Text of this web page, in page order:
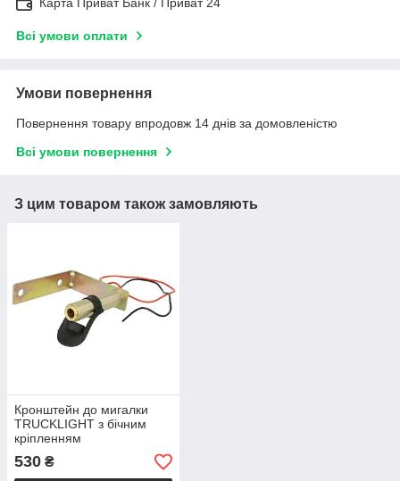
Всі умови оплати
Умови повернення
Повернення товару впродовж 14 днів за домовленістю
Всі умови повернення
З цим товаром також замовляють
Кронштейн до мигалки
TRUCKLIGHT з бічним
кріпленням
530 ₴